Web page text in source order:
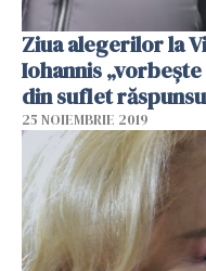
Ziua alegerilor la
Iohannis
din suflet
25 NOIEMBRIE 2019